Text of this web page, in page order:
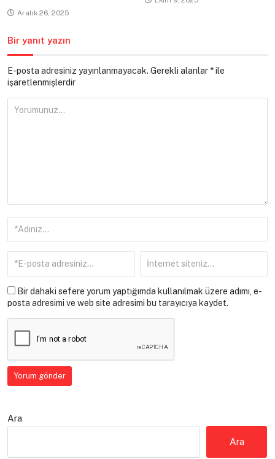
Aralık 26, 2025
Bir yanıt yazın
E-posta adresiniz yayınlanmayacak. Gerekli alanlar *ile
işaretlenmişlerdir
Bir dahaki sefere yorum yaptığımda kullanılmak üzere adımı, e-
posta adresimi ve web site adresimi bu tarayıcıya kaydet.
Ara
Ara